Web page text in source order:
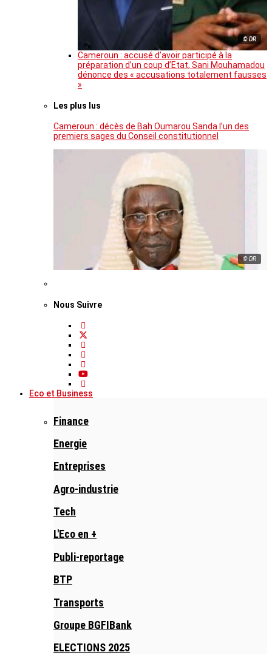
© DR
Cameroun : accusé d’avoir participé à la
préparation d’un coup d’Etat, Sani Mouhamadou
dénonce des « accusations totalement fausses
»
Les plus lus
Cameroun : décès de Bah Oumarou Sanda l’un des
premiers sages du Conseil constitutionnel
© DR
Nous Suivre
Eco et Business
Finance
Energie
Entreprises
Agro-industrie
Tech
L'Eco en +
Publi-reportage
BTP
Transports
Groupe BGFIBank
ELECTIONS 2025